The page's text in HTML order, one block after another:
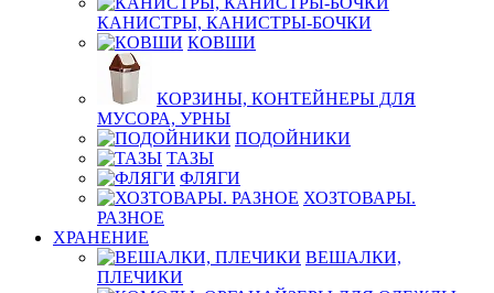
КАНИСТРЫ, КАНИСТРЫ-БОЧКИ
КОВШИ
КОРЗИНЫ, КОНТЕЙНЕРЫ ДЛЯ
МУСОРА, УРНЫ
ПОДОЙНИКИ
ТАЗЫ
ФЛЯГИ
ХОЗТОВАРЫ.
РАЗНОЕ
ХРАНЕНИЕ
ВЕШАЛКИ,
ПЛЕЧИКИ